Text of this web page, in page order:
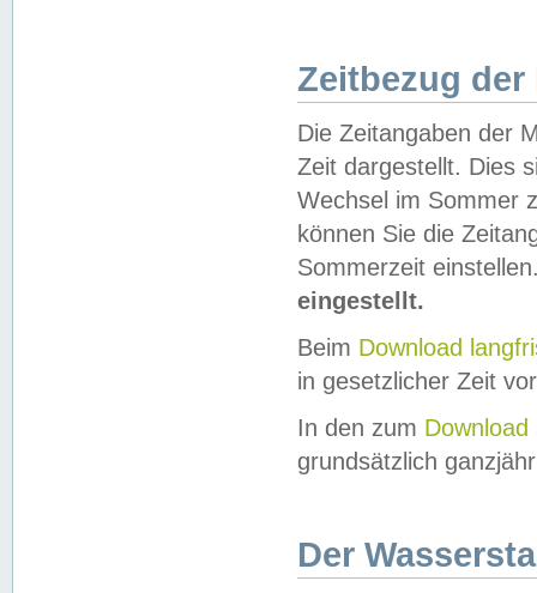
Zeitbezug der
Die Zeitangaben der
Zeit dargestellt. Dies
Wechsel im Sommer
können Sie die
Sommerzeit
eingestellt.
Beim Download
in gesetzlicher Zeit
In den zum Download
grundsätzlich
Der